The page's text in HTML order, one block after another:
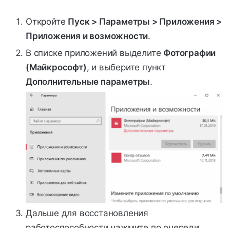
Откройте Пуск > Параметры > Приложения >
Приложения и возможности.
В списке приложений выделите Фотографии
(Майкрософт) , и выберите пункт
Дополнительные параметры.
Дальше для восстановления